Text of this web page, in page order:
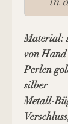
Material:
von
Perlen
silber
Metall-